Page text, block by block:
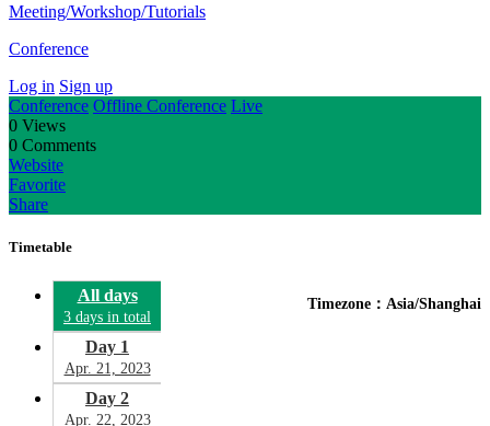
Meeting/Workshop/Tutorials
Conference
Log in Sign up
Conference Offline Conference Live
0 Views
0 Comments
Website
Favorite
Share
Timetable
Timezone：Asia/Shanghai
All days
3 days in total
Day 1
Apr. 21, 2023
Day 2
Apr. 22, 2023